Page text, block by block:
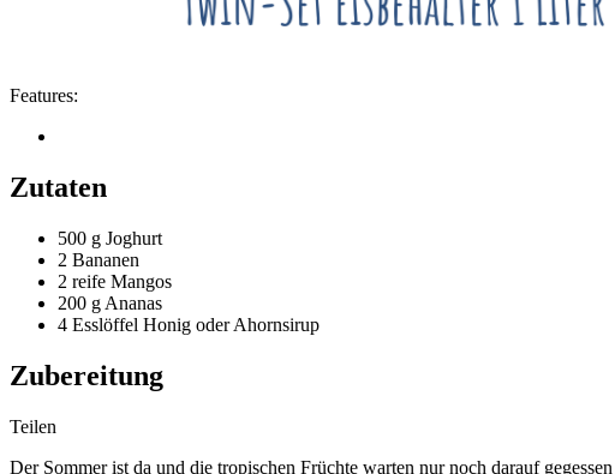
Features:
Zutaten
500 g Joghurt
2 Bananen
2 reife Mangos
200 g Ananas
4 Esslöffel Honig oder Ahornsirup
Zubereitung
Teilen
Der Sommer ist da und die tropischen Früchte warten nur noch darauf